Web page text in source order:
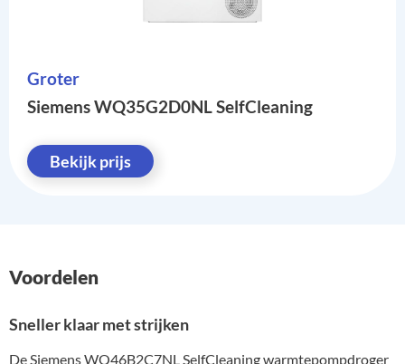
Groter
Siemens WQ35G2D0NL SelfCleaning
Bekijk prijs
Voordelen
Sneller klaar met strijken
De Siemens WQ46B2C7NL SelfCleaning warmtepompdroger